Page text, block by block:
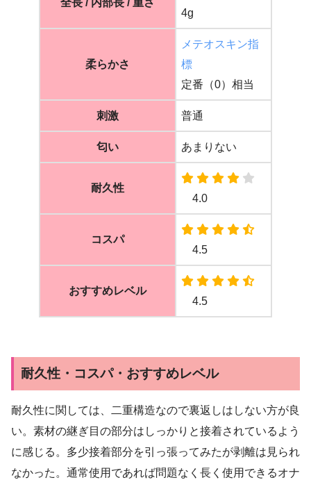
4g
柔らかさ
メテオスキン指
標
定番（0）相当
刺激 普通
匂い あまりない
耐久性
4.0
コスパ
4.5
おすすめレベル
4.5
耐久性・コスパ・おすすめレベル
耐久性に関しては、二重構造なので裏返しはしない方が良
い。素材の継ぎ目の部分はしっかりと接着されているよう
に感じる。多少接着部分を引っ張ってみたが剥離は見られ
なかった。通常使用であれば問題なく長く使用できるオナ